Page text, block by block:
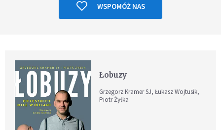
WSPOMÓŻ NAS
Łobuzy
Grzegorz Kramer SJ, Łukasz Wojtusik,
Piotr Żyłka